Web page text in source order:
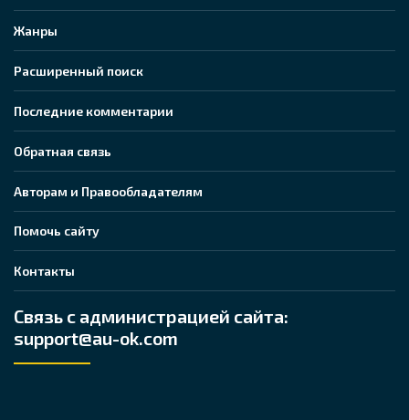
Жанры
Расширенный поиск
Последние комментарии
Обратная связь
Авторам и Правообладателям
Помочь сайту
Контакты
Связь с администрацией сайта:
support@au-ok.com